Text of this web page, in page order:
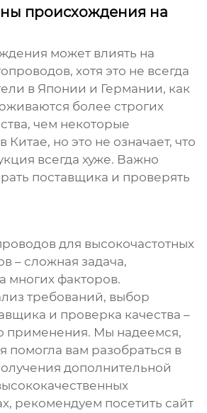
происхождения на
может влиять на
, хотя это не всегда
в Японии и Германии, как
более строгих
чем некоторые
Китае, но это не означает, что
всегда хуже. Важно
поставщика и проверять
для высокочастотных
– сложная задача,
многих факторов.
требований, выбор
и проверка качества –
применения. Мы надеемся,
помогла вам разобраться в
дополнительной
, рекомендуем посетить сайт